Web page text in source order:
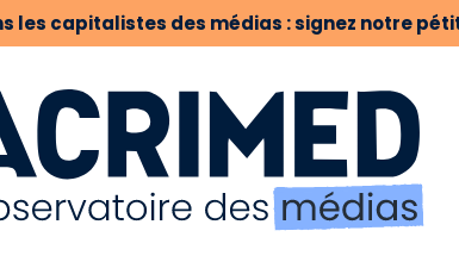
les capitalistes des médias : signez notre